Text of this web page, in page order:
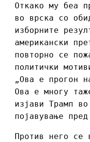
Откако му беа
во врска со
изборните
американски
повторно се
политички
„Ова е прогон
Ова е многу
изјави Трамп
појавување
Против него се